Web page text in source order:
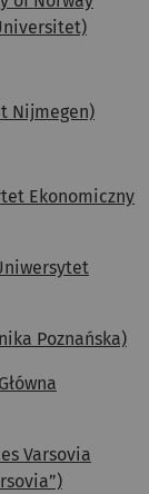
Nijmegen)
Ekonomiczny
Poznańska)
Varsovia